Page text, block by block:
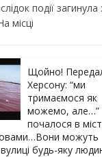
події загинула
місці
Щойно!
Херсону: “ми
тримаємося як
можемо,
почалося в
можуть
будь-яку